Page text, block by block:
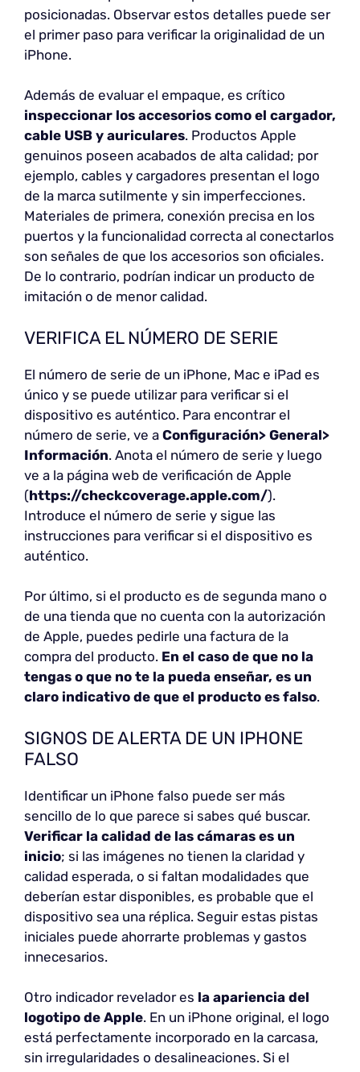
posicionadas. Observar estos detalles puede ser
el primer paso para verificar la originalidad de un
iPhone.
Además de evaluar el empaque, es crítico
inspeccionar los accesorios como el cargador,
cable USB y auriculares. Productos Apple
genuinos poseen acabados de alta calidad; por
ejemplo, cables y cargadores presentan el logo
de la marca sutilmente y sin imperfecciones.
Materiales de primera, conexión precisa en los
puertos y la funcionalidad correcta al conectarlos
son señales de que los accesorios son oficiales.
De lo contrario, podrían indicar un producto de
imitación o de menor calidad.
VERIFICA EL NÚMERO DE SERIE
El número de serie de un iPhone, Mac e iPad es
único y se puede utilizar para verificar si el
dispositivo es auténtico. Para encontrar el
número de serie, ve a Configuración> General>
Información. Anota el número de serie y luego
ve a la página web de verificación de Apple
(https://checkcoverage.apple.com/).
Introduce el número de serie y sigue las
instrucciones para verificar si el dispositivo es
auténtico.
Por último, si el producto es de segunda mano o
de una tienda que no cuenta con la autorización
de Apple, puedes pedirle una factura de la
compra del producto. En el caso de que no la
tengas o que no te la pueda enseñar, es un
claro indicativo de que el producto es falso.
SIGNOS DE ALERTA DE UN IPHONE
FALSO
Identificar un iPhone falso puede ser más
sencillo de lo que parece si sabes qué buscar.
Verificar la calidad de las cámaras es un
inicio; si las imágenes no tienen la claridad y
calidad esperada, o si faltan modalidades que
deberían estar disponibles, es probable que el
dispositivo sea una réplica. Seguir estas pistas
iniciales puede ahorrarte problemas y gastos
innecesarios.
Otro indicador revelador es la apariencia del
logotipo de Apple. En un iPhone original, el logo
está perfectamente incorporado en la carcasa,
sin irregularidades o desalineaciones. Si el